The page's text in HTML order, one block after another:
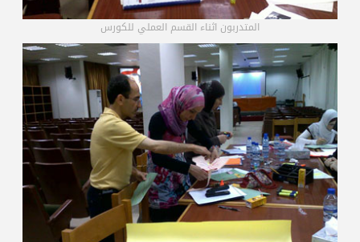
المتدربون اثناء القسم العملي للكورس